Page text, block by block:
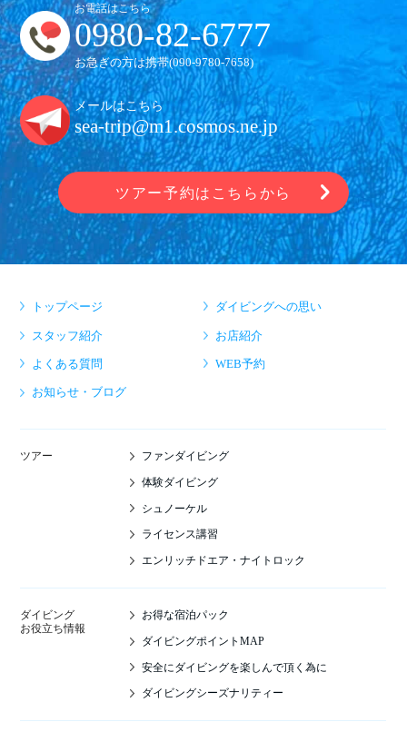
お電話はこちら
0980-82-6777
お急ぎの方は携帯(090-9780-7658)
メールはこちら
sea-trip@m1.cosmos.ne.jp
ツアー予約はこちらから
トップページ ダイビングへの思い
スタッフ紹介 お店紹介
よくある質問 WEB予約
お知らせ・ブログ
ツアー ファンダイビング
体験ダイビング
シュノーケル
ライセンス講習
エンリッチドエア・ナイトロック
ダイビング
お役立ち情報
お得な宿泊パック
ダイビングポイントMAP
安全にダイビングを楽しんで頂く為に
ダイビングシーズナリティー